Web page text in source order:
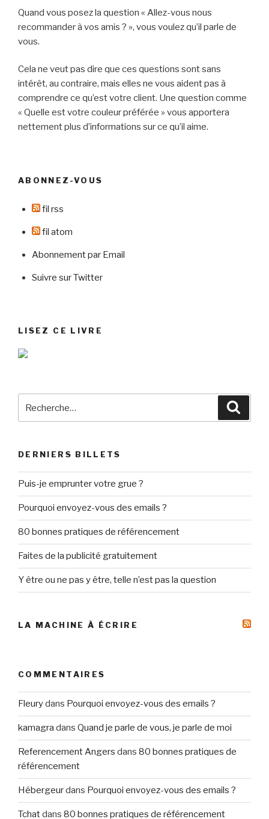
Quand vous posez la question « Allez-vous nous
recommander à vos amis ? », vous voulez qu’il parle de
vous.
Cela ne veut pas dire que ces questions sont sans
intérêt, au contraire, mais elles ne vous aident pas à
comprendre ce qu’est votre client. Une question comme
« Quelle est votre couleur préférée » vous apportera
nettement plus d’informations sur ce qu’il aime.
ABONNEZ-VOUS
fil rss
fil atom
Abonnement par Email
Suivre sur Twitter
LISEZ CE LIVRE
pour
DERNIERS BILLETS
Puis-je emprunter votre grue ?
Pourquoi envoyez-vous des emails ?
80 bonnes pratiques de référencement
Faites de la publicité gratuitement
Y être ou ne pas y être, telle n’est pas la question
LA MACHINE À ÉCRIRE
COMMENTAIRES
Fleurydans Pourquoi envoyez-vous des emails ?
kamagra dans Quand je parle de vous, je parle de moi
Referencement Angers dans 80 bonnes pratiques de
référencement
Hébergeurdans Pourquoi envoyez-vous des emails ?
Tchatdans 80 bonnes pratiques de référencement